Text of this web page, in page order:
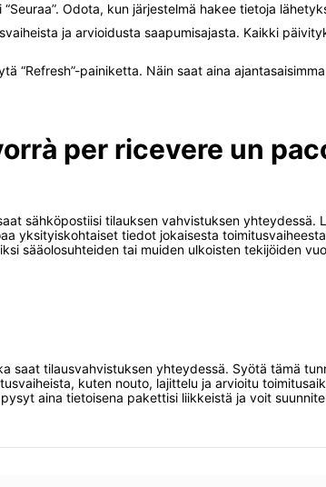
Odota, kun järjestelmä hakee tietoja
ja arvioidusta saapumisajasta. Kaikki
“Refresh”-painiketta. Näin saat aina
per ricevere un
sähköpostiisi tilauksen vahvistuksen yhteydessä.
yksityiskohtaiset tiedot jokaisesta
sääolosuhteiden tai muiden ulkoisten tekijöiden
saat tilausvahvistuksen yhteydessä. Syötä tämä
kuten nouto, lajittelu ja arvioitu
aina tietoisena pakettisi liikkeistä ja voit